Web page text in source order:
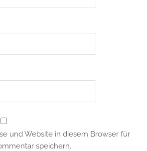
und Website in diesem Browser für
speichern.